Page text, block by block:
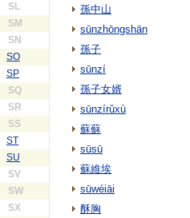
SL
SM
SN
SO
SP
SQ
SR
SS
ST
SU
SV
SW
SX
孫中山
sūnzhōngshān
孫子
sūnzí
孫子女婿
sūnzírǔxù
蘇蘇
sūsū
蘇維埃
sūwéiāi
酥胸